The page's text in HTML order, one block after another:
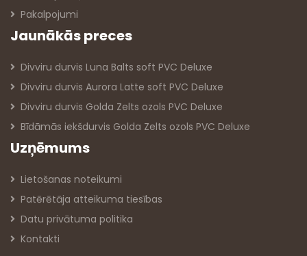
Pakalpojumi
Jaunākās preces
Divviru durvis Luna Balts soft PVC Deluxe
Divviru durvis Aurora Latte soft PVC Deluxe
Divviru durvis Golda Zelts ozols PVC Deluxe
Bīdāmās iekšdurvis Golda Zelts ozols PVC Deluxe
Uzņēmums
Lietošanas noteikumi
Patērētāja atteikuma tiesības
Datu privātuma politika
Kontakti